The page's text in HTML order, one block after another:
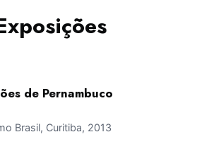
de Pernambuco
Brasil, Curitiba, 2013